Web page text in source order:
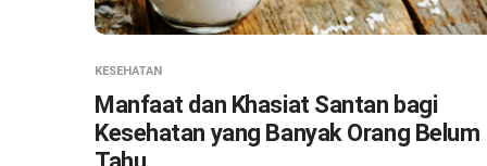
KESEHATAN
Manfaat dan Khasiat Santan bagi
Kesehatan yang Banyak Orang Belum